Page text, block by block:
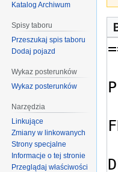
Katalog Archiwum
Spisy taboru
Przeszukaj spis taboru
Dodaj pojazd
Wykaz posterunków
Wykaz posterunków
Narzędzia
Linkujące
Zmiany w linkowanych
Strony specjalne
Informacje o tej stronie
Przeglądaj właściwości